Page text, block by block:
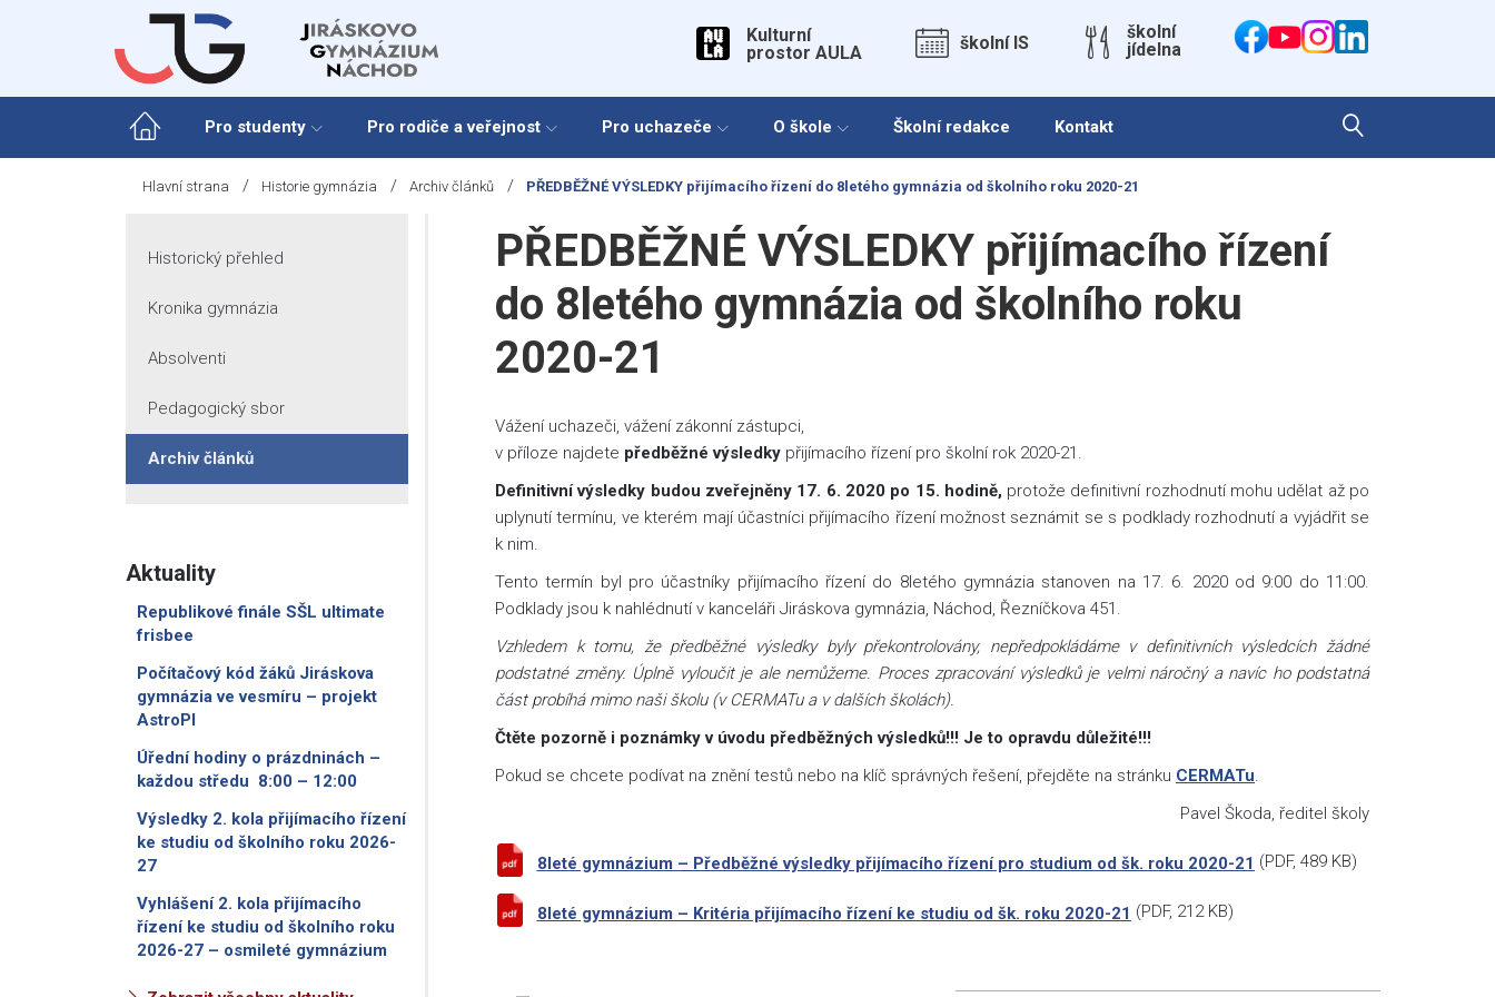
Kulturní
prostor AULA
školní IS
školní
jídelna
Pro studenty Pro rodiče a veřejnost Pro uchazeče O škole Školní redakce Kontakt
Hlavní strana / Historie gymnázia / Archiv článků / PŘEDBĚŽNÉ VÝSLEDKY přijímacího řízení do 8letého gymnázia od školního roku 2020-21
PŘEDBĚŽNÉ VÝSLEDKY přijímacího řízení
do 8letého gymnázia od školního roku
2020-21
Vážení uchazeči, vážení zákonní zástupci,
v příloze najdete předběžné výsledky přijímacího řízení pro školní rok 2020-21.
Definitivní výsledky budou zveřejněny 17. 6. 2020 po 15. hodině,protože definitivní rozhodnutí mohu udělat až po
uplynutí termínu, ve kterém mají účastníci přijímacího řízení možnost seznámit se s podklady rozhodnutí a vyjádřit se
k nim.
Tento termín byl pro účastníky přijímacího řízení do 8letého gymnázia stanoven na 17. 6. 2020 od 9:00 do 11:00.
Podklady jsou k nahlédnutí v kanceláři Jiráskova gymnázia, Náchod, Řezníčkova 451.
Vzhledem k tomu, že předběžné výsledky byly překontrolovány, nepředpokládáme v definitivních výsledcích žádné
podstatné změny. Úplně vyloučit je ale nemůžeme. Proces zpracování výsledků je velmi náročný a navíc ho podstatná
část probíhá mimo naši školu (v CERMATu a v dalších školách).
Čtěte pozorně i poznámky v úvodu předběžných výsledků!!! Je to opravdu důležité!!!
Pokud se chcete podívat na znění testů nebo na klíč správných řešení, přejděte na stránku CERMATu
Pavel Škoda, ředitel školy
8leté gymnázium – Předběžné výsledky přijímacího řízení pro studium od šk. roku 2020-21 (PDF, 489 KB)
8leté gymnázium – Kritéria přijímacího řízení ke studiu od šk. roku 2020-21 (PDF, 212 KB)
Historický přehled
Kronika gymnázia
Absolventi
Pedagogický sbor
Archiv článků
Aktuality
Republikové finále SŠL ultimate
frisbee
Počítačový kód žáků Jiráskova
gymnázia ve vesmíru – projekt
AstroPI
Úřední hodiny o prázdninách –
každou středu 8:00 – 12:00
Výsledky 2. kola přijímacího řízení
ke studiu od školního roku 2026-
27
Vyhlášení 2. kola přijímacího
řízení ke studiu od školního roku
2026-27 – osmileté gymnázium